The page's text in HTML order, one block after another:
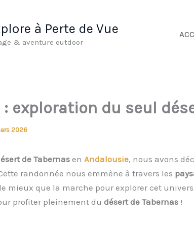
à Perte de Vue
& aventure outdoor
: exploration du seul
2026
de Tabernas en Andalousie, nous avons
randonnée nous emmène à travers les
mieux que la marche pour explorer cet
profiter pleinement du désert de Tabernas !